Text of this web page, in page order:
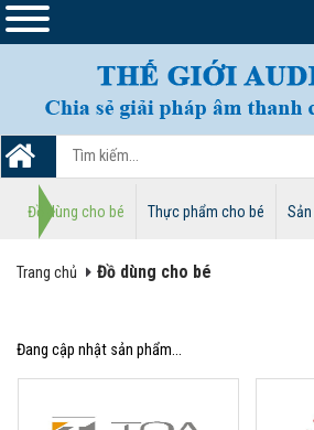
Đồ dùng cho bé Thực phẩm cho bé
Trang chủ Đồ dùng cho bé
Đang cập nhật sản phẩm...